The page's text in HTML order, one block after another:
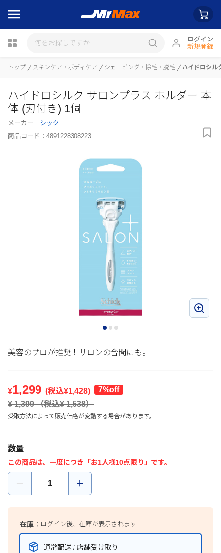
ログイン
新規登録
瓶詰
トップ スキンケア・ボディケア シェービング・除毛・脱毛 ハイドロシル
ハイドロシルク サロンプラス ホルダー 本
体 (刃付き) 1個
メーカー： シック
商品コード： 4891228308223
美容のプロが推奨！サロンの合間にも。
¥1,299 (税込¥1,428)
7%off
¥ 1,399（税込¥1,538）
受取方法によって販売価格が変動する場合があります。
数量
この商品は、一度につき「お1人様10点限り」です。
在庫： ログイン後、在庫が表示されます
通常配送 / 店舗受け取り